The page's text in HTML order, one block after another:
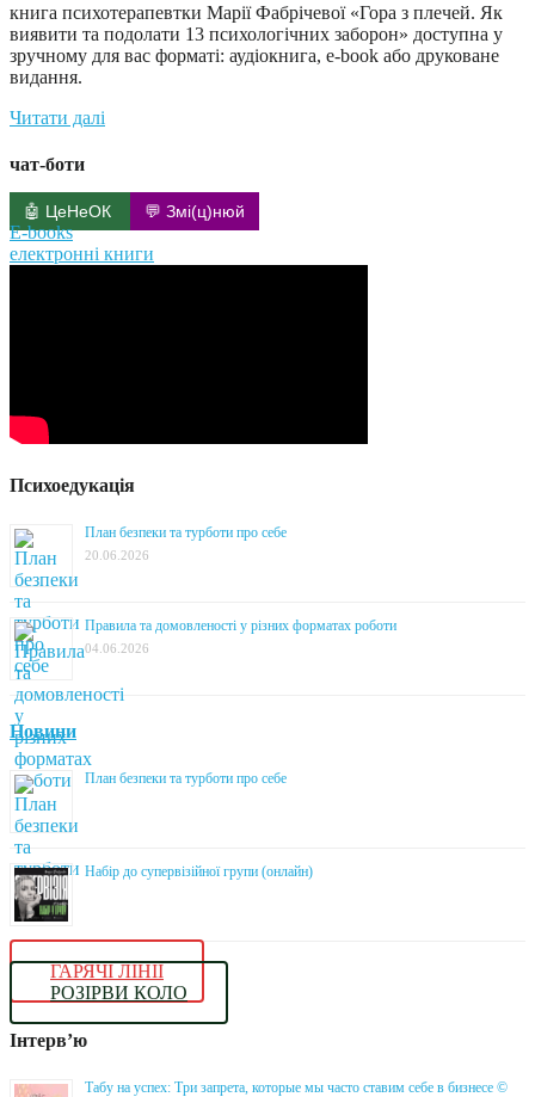
книга психотерапевтки Марії Фабрічевої «Гора з плечей. Як
виявити та подолати 13 психологічних заборон» доступна у
зручному для вас форматі: аудіокнига, e-book або друковане
видання.
Читати далі
чат-боти
🤖 ЦеНеОК 💬 Змі(ц)нюй
E-books
електронні книги
Психоедукація
План безпеки та турботи про себе
20.06.2026
Правила та домовленості у різних форматах роботи
04.06.2026
Новини
План безпеки та турботи про себе
Набір до супервізійної групи (онлайн)
ГАРЯЧІ ЛІНІЇ
РОЗІРВИ КОЛО
Інтерв’ю
Табу на успех: Три запрета, которые мы часто ставим себе в бизнесе ©